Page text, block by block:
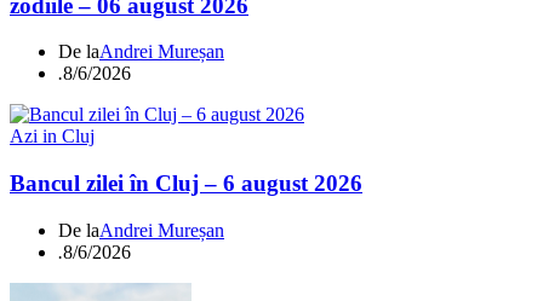
De laAndrei Mureșan
.8/6/2026
Azi in Cluj
Bancul zilei în Cluj – 6 august 2026
De laAndrei Mureșan
.8/6/2026